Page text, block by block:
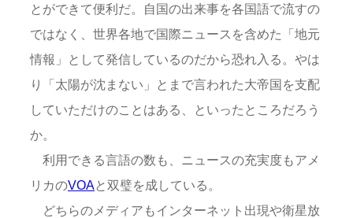
とができて便利だ。自国の出来事を各国語で流すの
ではなく、世界各地で国際ニュースを含めた「地元
情報」として発信しているのだから恐れ入る。やは
り「太陽が沈まない」とまで言われた大帝国を支配
していただけのことはある、といったところだろう
か。
利用できる言語の数も、ニュースの充実度もアメ
リカのVOA と双璧を成している。
どちらのメディアもインターネット出現や衛星放